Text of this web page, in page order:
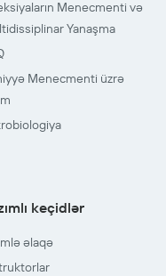
Menecmenti və
Yanaşma
Menecmenti üzrə
keçidlər
əlaqə